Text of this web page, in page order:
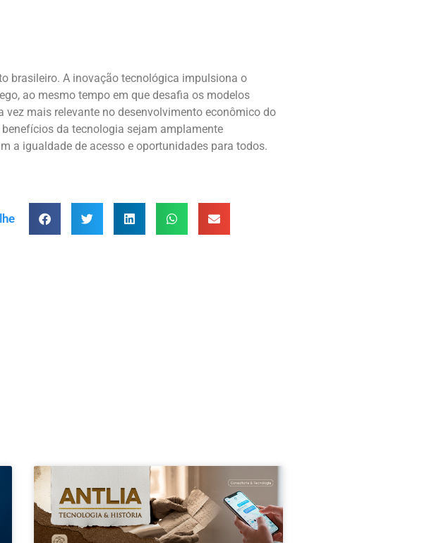
brasileiro. A inovação tecnológica impulsiona o
ao mesmo tempo em que desafia os modelos
mais relevante no desenvolvimento econômico do
da tecnologia sejam amplamente
a igualdade de acesso e oportunidades para todos.